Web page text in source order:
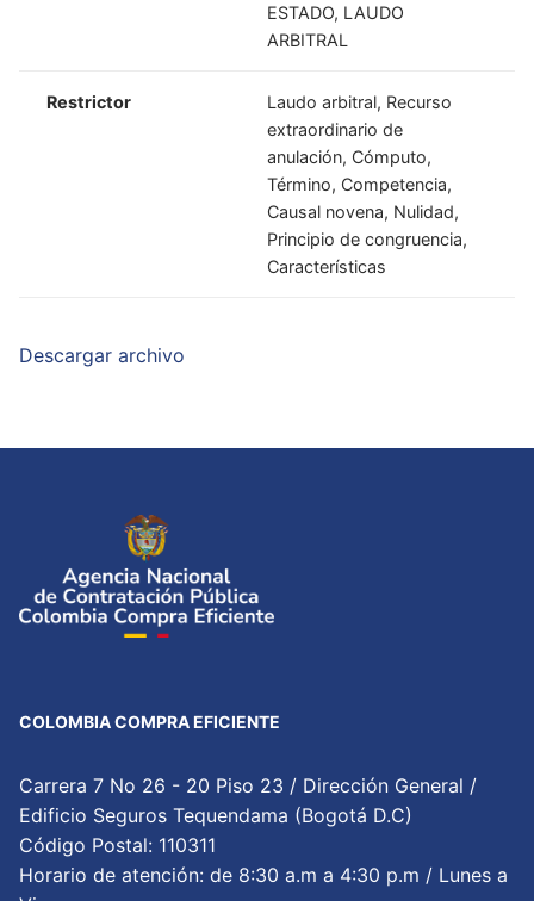
ESTADO, LAUDO
ARBITRAL
Restrictor
Laudo arbitral, Recurso
extraordinario de
anulación, Cómputo,
Término, Competencia,
Causal novena, Nulidad,
Principio de congruencia,
Características
Descargar archivo
COLOMBIA COMPRA EFICIENTE
Carrera 7 No 26 - 20 Piso 23 / Dirección General /
Edificio Seguros Tequendama (Bogotá D.C)
Código Postal: 110311
Horario de atención: de 8:30 a.m a 4:30 p.m / Lunes a